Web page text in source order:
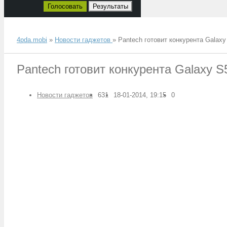
Голосовать Результаты
4pda.mobi » Новости гаджетов » Pantech готовит конкурента
Pantech готовит конкурента Galaxy
Новости гаджетов 631 18-01-2014, 19:15 0